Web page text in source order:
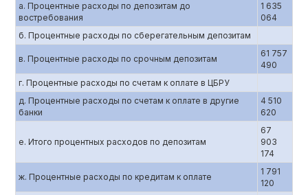
а. Процентные расходы по депозитам до
востребования
1 635
064
б. Процентные расходы по сберегательным депозитам
в. Процентные расходы по срочным депозитам
61 757
490
г. Процентные расходы по счетам к оплате в ЦБРУ
д. Процентные расходы по счетам к оплате в другие
банки
4 510
620
е. Итого процентных расходов по депозитам
67
903
174
ж. Процентные расходы по кредитам к оплате
1 791
120